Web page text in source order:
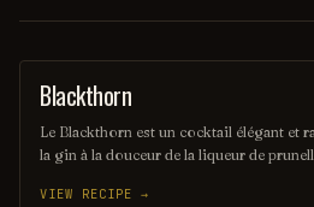
ORDINARY DRINK
Blackthorn
Le Blackthorn est un cocktail élégant et
la gin à la douceur de la liqueur de
équilibre parfaitement les saveurs. Ce
VIEW RECIPE →